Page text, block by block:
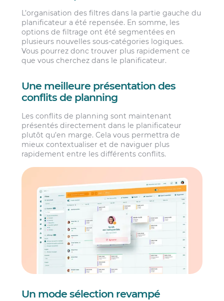
L’organisation des filtres dans la partie gauche du
planificateur a été repensée. En somme, les
options de filtrage ont été segmentées en
plusieurs nouvelles sous-catégories logiques.
Vous pourrez donc trouver plus rapidement ce
que vous cherchez dans le planificateur.
Une meilleure présentation des
conflits de planning
Les conflits de planning sont maintenant
présentés directement dans le planificateur
plutôt qu’en marge. Cela vous permettra de
mieux contextualiser et de naviguer plus
rapidement entre les différents conflits.
Un mode sélection revampé